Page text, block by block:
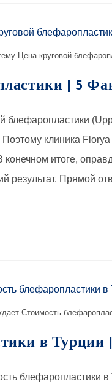
Цена круговой
| 5
блефаропластики
клиника
конечном итоге,
результат. Прямой
Стоимость
в Турции
блефаропластики